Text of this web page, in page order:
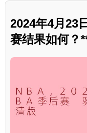
2024年4月23
赛结果如何？